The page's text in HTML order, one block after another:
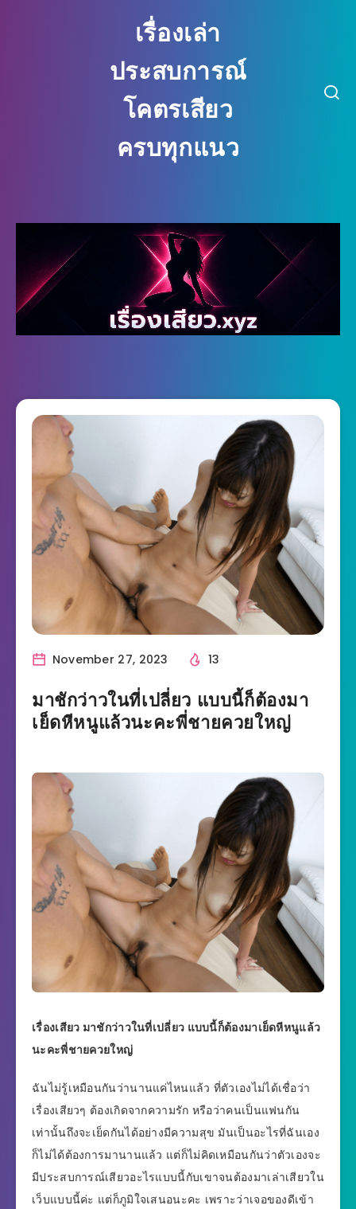
เรื่องเล่า
ประสบการณ์
โคตรเสียว
ครบทุกแนว
November 27, 2023 13
มาชักว่าวในที่เปลี่ยว แบบนี้ก็ต้องมา
เย็ดหีหนูแล้วนะคะพี่ชายควยใหญ่
เรื่องเสียว มาชักว่าวในที่เปลี่ยว แบบนี้ก็ต้องมาเย็ดหีหนูแล้ว
นะคะพี่ชายควยใหญ่
ฉันไม่รู้เหมือนกันว่านานแค่ไหนแล้ว ที่ตัวเองไม่ได้เชื่อว่า
เรื่องเสียวๆ ต้องเกิดจากความรัก หรือว่าคนเป็นแฟนกัน
เท่านั้นถึงจะเย็ดกันได้อย่างมีความสุข มันเป็นอะไรที่ฉันเอง
ก็ไม่ได้ต้องการมานานแล้ว แต่ก็ไม่คิดเหมือนกันว่าตัวเองจะ
มีประสบการณ์เสียวอะไรแบบนี้กับเขาจนต้องมาเล่าเสียวใน
เว็บแบบนี้ค่ะ แต่ก็ภูมิใจเสนอนะคะ เพราะว่าเจอของดีเข้า